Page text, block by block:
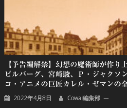
【予告編解禁】幻想の魔術師が作り
ピルバーグ、宮崎駿、Ｐ・ジャクソ
コ・アニメの巨匠カレル・ゼマンの
2022年4月8日 Cowai編集部